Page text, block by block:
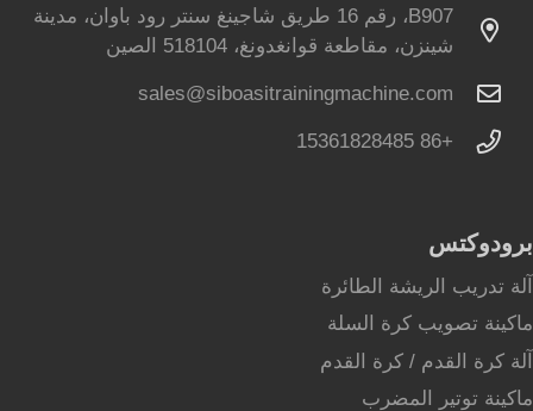
B907، رقم 16 طريق شاجينغ سنتر رود باوان، مدينة
شينزن، مقاطعة قوانغدونغ، 518104 الصين
sales@siboasitrainingmachine.com
+86 15361828485
برودوكتس
آلة تدريب الريشة الطائرة
ماكينة تصويب كرة السلة
آلة كرة القدم / كرة القدم
ماكينة توتير المضرب